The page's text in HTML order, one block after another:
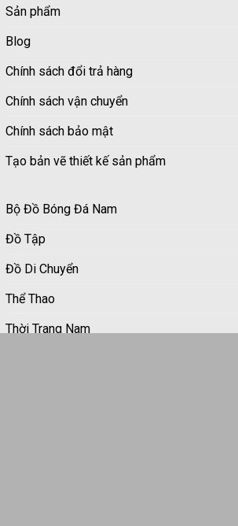
Sản phẩm
Blog
Chính sách đổi trả hàng
Chính sách vận chuyển
Chính sách bảo mật
Tạo bản vẽ thiết kế sản phẩm
Bộ Đồ Bóng Đá Nam
Đồ Tập
Đồ Di Chuyển
Thể Thao
Thời Trang Nam